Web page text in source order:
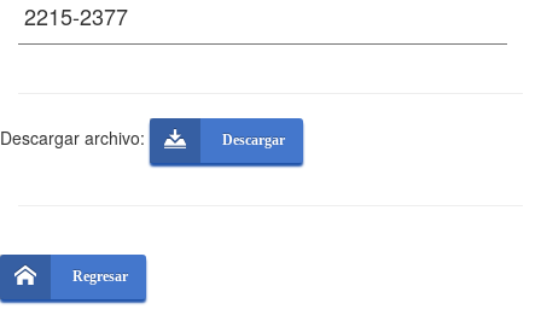
Descargar archivo: Descargar
Regresar